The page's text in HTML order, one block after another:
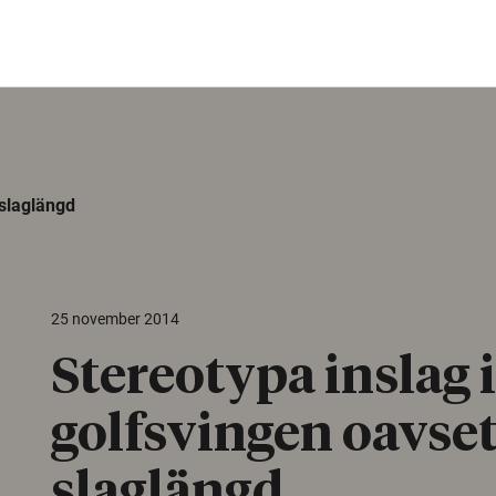
25 november 2014
Stereotypa inslag i
golfsvingen